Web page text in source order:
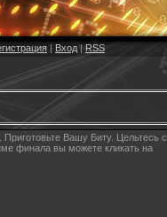
| Вход|RSS
Вашу Биту. Цельтесь с
финала вы можете кликать на